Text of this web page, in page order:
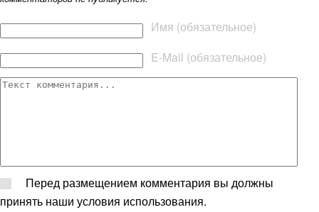
Имя (обязательное)
E-Mail (обязательное)
Текст комментария
Перед размещением комментария вы должны
принять наши условия использования.